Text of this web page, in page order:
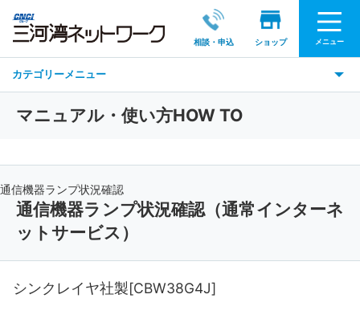
相談・申込 ショップ メニュー
カテゴリーメニュー
マニュアル・使い方HOW TO
通信機器ランプ状況確認
通信機器ランプ状況確認（通常インターネ
ットサービス）
シンクレイヤ社製[CBW38G4J]